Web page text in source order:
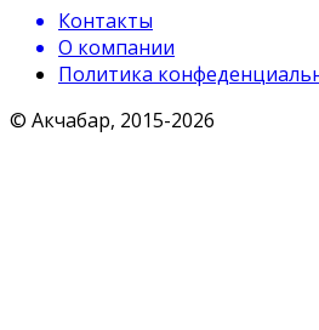
Контакты
О компании
Политика
© Акчабар, 2015-2026